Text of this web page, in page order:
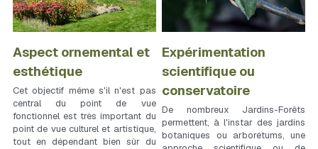
Aspect ornemental et
esthétique
Cet objectif même s'il n'est pas
central du point de vue
fonctionnel est très important du
point de vue culturel et artistique,
tout en dépendant bien sûr du
Expérimentation
scientifique ou
conservatoire
De nombreux Jardins-Forêts
permettent, à l'instar des jardins
botaniques ou arborétums, une